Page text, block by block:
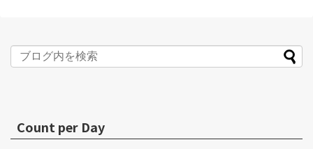
Count per Day